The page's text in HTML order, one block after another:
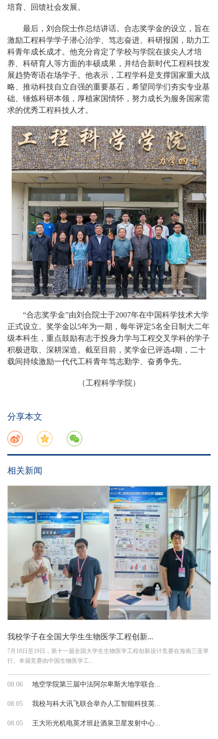
培育、回馈社会发展。
最后，刘合院士作总结讲话。合志奖学金的设立，旨在
激励工程科学学子潜心治学、笃志奋进、科研报国，助力工
科青年成长成才。他充分肯定了学校与学院在拔尖人才培
养、科研育人等方面的丰硕成果，并结合新时代工程科技发
展趋势寄语在场学子。他表示，工程学科是支撑国家重大战
略、推动科技自立自强的重要基石，希望同学们夯实专业基
础、锤炼科研本领，厚植家国情怀，努力成长为服务国家需
求的优秀工程科技人才。
“合志奖学金”由刘合院士于2007年在中国科学技术大学
正式设立。奖学金以5年为一期，每年评定5名全日制大二年
级本科生，重点鼓励有志于投身力学与工程交叉学科的学子
积极进取、深耕深造。截至目前，奖学金已评选4期， 二十
载间持续激励一代代工科青年笃志勤学、奋勇争先。
（工程科学学院）
分享本文
相关新闻
我校学子在全国大学生生物医学工程创新...
7月18日至19日，第十一届全国大学生生物医学工程创新设计竞赛在海南三亚举
行。本届竞赛由中国生物医学工...
08.06 地空学院第三届中法阿尔卑斯大地学联合...
08.05 我校与科大讯飞联合举办人工智能科技英...
08.05 王大珩光机电英才班赴酒泉卫星发射中心...